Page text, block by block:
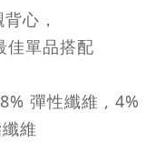
心，
佳單品搭配
彈性纖維 , 4%
維